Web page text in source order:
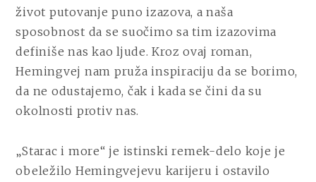
život putovanje puno izazova, a naša
sposobnost da se suočimo sa tim izazovima
definiše nas kao ljude. Kroz ovaj roman,
Hemingvej nam pruža inspiraciju da se borimo,
da ne odustajemo, čak i kada se čini da su
okolnosti protiv nas.
„Starac i more“ je istinski remek-delo koje je
obeležilo Hemingvejevu karijeru i ostavilo